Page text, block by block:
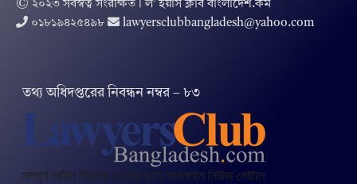
© ২০২৩ সর্বস্বত্ব সংরক্ষিত । ল’ ইয়ার্স ক্লাব বাংলাদেশ.কম
০১৮১৯৪২৫৪৯৮
lawyersclubbangladesh@yahoo.com
তথ‌্য অ‌ধিদপ্ত‌রের নিবন্ধন নম্বর – ৮৩